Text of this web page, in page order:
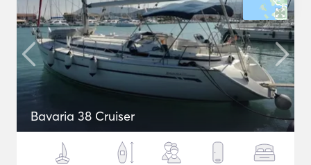
Bavaria 38 Cruiser